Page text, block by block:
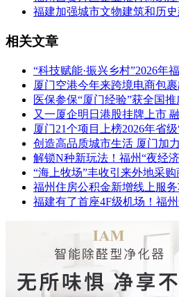
福建加强城市文物建筑和历
相关文章
“科技赋能·振兴乡村”2026年
厦门空港今年来跨境电商包
医保参保“厦门经验”获全国推
又一厦企明日港股挂牌上市
厦门21个项目上榜2026年省
创造高品质城市生活 厦门加
解锁N种新玩法！福州“夜经
“海上牧场”丰收引来外地采
福州住房公积金新增线上服
福建有了首座4F级机场！福